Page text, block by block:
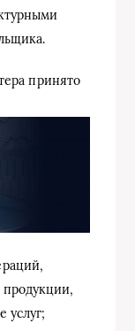
принято
продукции,
услуг;